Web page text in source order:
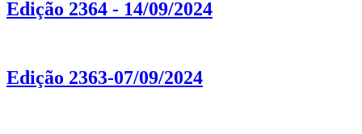
Edição 2364 - 14/09/2024
Edição 2363-07/09/2024